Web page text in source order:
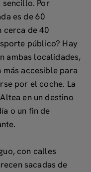
sencillo. Por
es de60
cerca de 40
público? Hay
ambas localidades,
más accesible para
por el coche. La
en un destino
o un fin de
con calles
sacadas de